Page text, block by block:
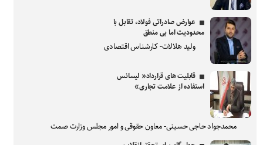
عوارض صادراتی فولاد، تقابل با
محدودیت اما بی منطق
ولید هلالات- کارشناس اقتصادی
قابلیت های قرارداد« لیسانس
استفاده از علامت تجاری»
محمدجواد حاجی حسینی- معاون حقوقی و امور مجلس وزارت صمت